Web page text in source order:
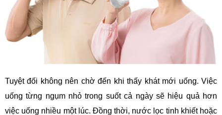
Tuyệt đối không nên chờ đến khi thấy khát mới uống. Việc
uống từng ngụm nhỏ trong suốt cả ngày sẽ hiệu quả hơn
việc uống nhiều một lúc. Đồng thời, nước lọc tinh khiết hoặc